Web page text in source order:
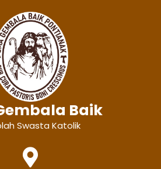
Baik
Swasta Katolik